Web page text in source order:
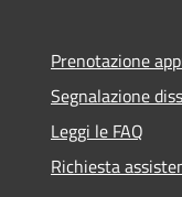
Prenotazione
Segnalazione
Leggi le FAQ
Richiesta